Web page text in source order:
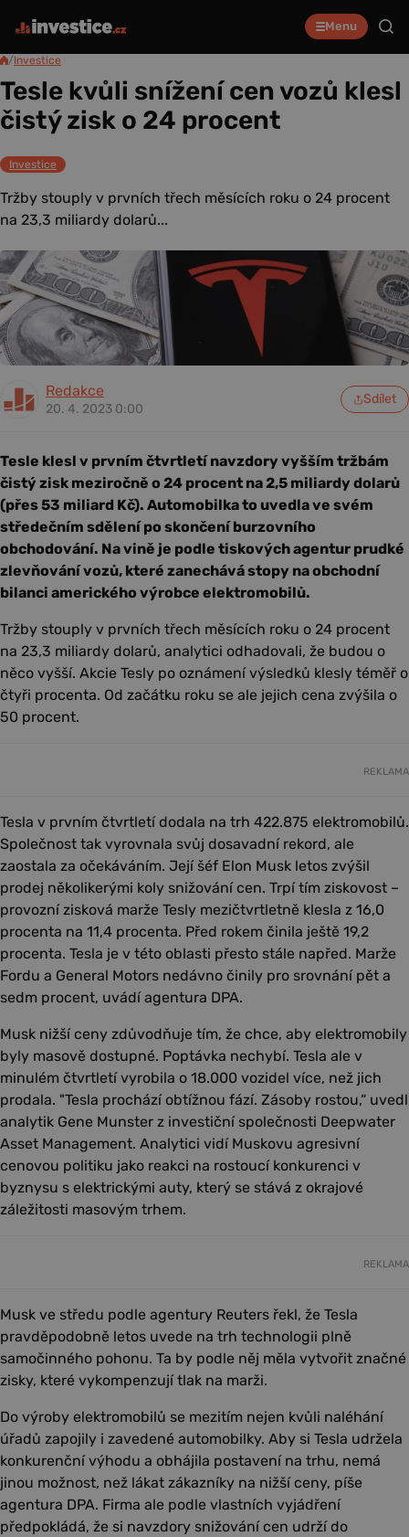
Menu
/Investice
Tesle kvůli snížení cen vozů klesl
čistý zisk o 24 procent
Investice
Tržby stouply v prvních třech měsících roku o 24 procent
na 23,3 miliardy dolarů...
Redakce
20. 4. 2023 0:00
Sdílet
Tesle klesl v prvním čtvrtletí navzdory vyšším tržbám
čistý zisk meziročně o 24 procent na 2,5 miliardy dolarů
(přes 53 miliard Kč). Automobilka to uvedla ve svém
středečním sdělení po skončení burzovního
obchodování. Na vině je podle tiskových agentur prudké
zlevňování vozů, které zanechává stopy na obchodní
bilanci amerického výrobce elektromobilů.
Tržby stouply v prvních třech měsících roku o 24 procent
na 23,3 miliardy dolarů, analytici odhadovali, že budou o
něco vyšší. Akcie Tesly po oznámení výsledků klesly téměř o
čtyři procenta. Od začátku roku se ale jejich cena zvýšila o
50 procent.
REKLAMA
Tesla v prvním čtvrtletí dodala na trh 422.875 elektromobilů.
Společnost tak vyrovnala svůj dosavadní rekord, ale
zaostala za očekáváním. Její šéf Elon Musk letos zvýšil
prodej několikerými koly snižování cen. Trpí tím ziskovost –
provozní zisková marže Tesly mezičtvrtletně klesla z 16,0
procenta na 11,4 procenta. Před rokem činila ještě 19,2
procenta. Tesla je v této oblasti přesto stále napřed. Marže
Fordu a General Motors nedávno činily pro srovnání pět a
sedm procent, uvádí agentura DPA.
Musk nižší ceny zdůvodňuje tím, že chce, aby elektromobily
byly masově dostupné. Poptávka nechybí. Tesla ale v
minulém čtvrtletí vyrobila o 18.000 vozidel více, než jich
prodala. "Tesla prochází obtížnou fází. Zásoby rostou,“ uvedl
analytik Gene Munster z investiční společnosti Deepwater
Asset Management. Analytici vidí Muskovu agresivní
cenovou politiku jako reakci na rostoucí konkurenci v
byznysu s elektrickými auty, který se stává z okrajové
záležitosti masovým trhem.
REKLAMA
Musk ve středu podle agentury Reuters řekl, že Tesla
pravděpodobně letos uvede na trh technologii plně
samočinného pohonu. Ta by podle něj měla vytvořit značné
zisky, které vykompenzují tlak na marži.
Do výroby elektromobilů se mezitím nejen kvůli naléhání
úřadů zapojily i zavedené automobilky. Aby si Tesla udržela
konkurenční výhodu a obhájila postavení na trhu, nemá
jinou možnost, než lákat zákazníky na nižší ceny, píše
agentura DPA. Firma ale podle vlastních vyjádření
předpokládá, že si navzdory snižování cen udrží do